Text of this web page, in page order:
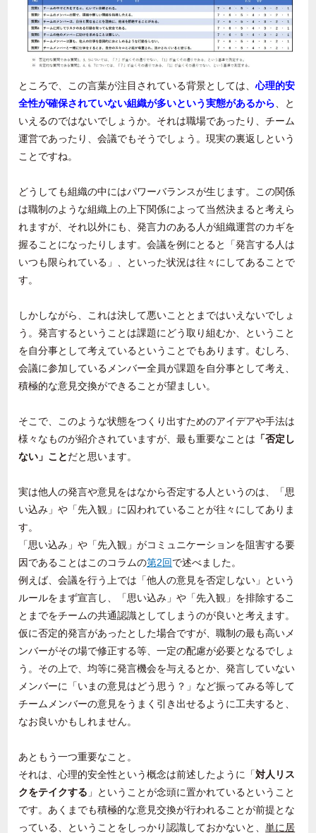
ところで、この言葉が注目されている背景としては、心理的安
全性が確保されていない組織が多いという実態があるから、と
いえるのではないでしょうか。それは職場であったり、チーム
運営であったり、会議でもそうでしょう。現実の裏返しという
ことですね。
どうしても組織の中にはパワーバランスが生じます。この関係
は職制のような組織上の上下関係によって当然決まると考えら
れますが、それ以外にも、発言力のある人が組織運営のカギを
握ることになったりします。会議を例にとると「発言する人は
いつも限られている」、といった状況は往々にしてあることで
す。
しかしながら、これは決して悪いこととまではいえないでしょ
う。発言するということは課題にどう取り組むか、ということ
を自分事として考えているということでもあります。むしろ、
会議に参加しているメンバー全員が課題を自分事として考え、
積極的な意見交換ができることが望ましい。
そこで、このような状態をつくり出すためのアイデアや手法は
様々なものが紹介されていますが、最も重要なことは 「否定し
ない」ことだと思います。
実は他人の発言や意見をはなから否定する人というのは、「思
い込み」や「先入観」に囚われていることが往々にしてありま
す。
「思い込み」や「先入観」がコミュニケーションを阻害する要
因であることはこのコラムの第2回で述べました。
例えば、会議を行う上では「他人の意見を否定しない」という
ルールをまず宣言し、「思い込み」や「先入観」を排除するこ
とまでをチームの共通認識としてしまうのが良いと考えます。
仮に否定的発言があったとした場合ですが、職制の最も高いメ
ンバーがその場で修正する等、一定の配慮が必要となるでしょ
う。その上で、均等に発言機会を与えるとか、発言していない
メンバーに「いまの意見はどう思う？」など振ってみる等して
チームメンバーの意見をうまく引き出せるように工夫すると、
なお良いかもしれません。
あともう一つ重要なこと。
それは、心理的安全性という概念は前述したように「対人リス
クをテイクする 」ということが念頭に置かれているということ
です。あくまでも積極的な意見交換が行われることが前提とな
っている、ということをしっかり認識しておかないと、単に居